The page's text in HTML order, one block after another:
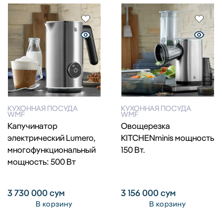
КУХОННАЯ ПОСУДА
WMF
Капучинатор
электрический Lumero,
многофункциональный
мощность: 500 Вт
3 730 000сум
В корзину
КУХОННАЯ ПОСУДА
WMF
Овощерезка
KITCHENminis мощность
150 Вт.
3 156 000сум
В корзину